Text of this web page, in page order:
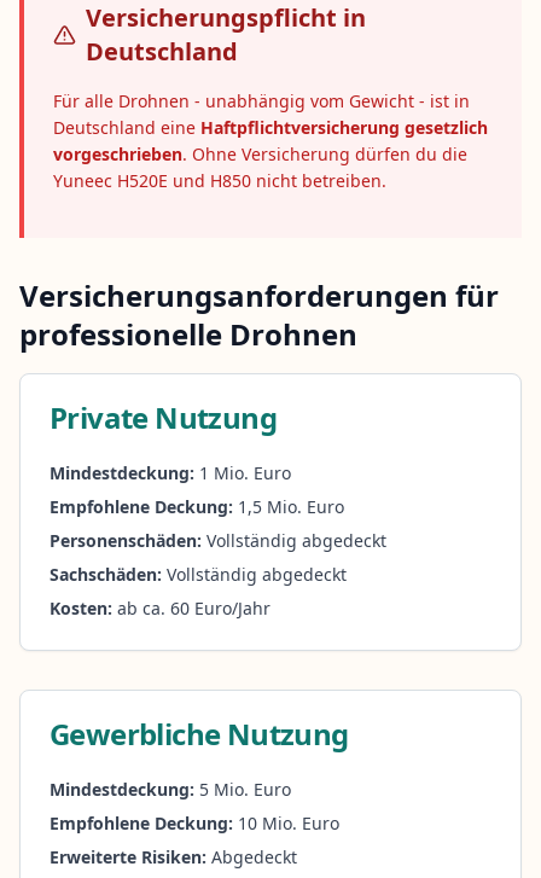
Versicherungspflicht in
Deutschland
Für alle Drohnen - unabhängig vom Gewicht - ist in
Deutschland eine Haftpflichtversicherung gesetzlich
vorgeschrieben. Ohne Versicherung dürfen du die
Yuneec H520E und H850 nicht betreiben.
Versicherungsanforderungen für
professionelle Drohnen
Private Nutzung
Mindestdeckung: 1 Mio. Euro
Empfohlene Deckung: 1,5 Mio. Euro
Personenschäden: Vollständig abgedeckt
Sachschäden: Vollständig abgedeckt
Kosten: ab ca. 60 Euro/Jahr
Gewerbliche Nutzung
Mindestdeckung: 5 Mio. Euro
Empfohlene Deckung: 10 Mio. Euro
Erweiterte Risiken: Abgedeckt